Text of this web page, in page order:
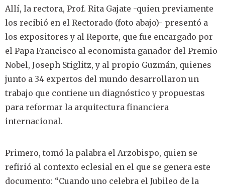
Allí, la rectora, Prof. Rita Gajate -quien previamente
los recibió en el Rectorado (foto abajo)- presentó a
los expositores y al Reporte, que fue encargado por
el Papa Francisco al economista ganador del Premio
Nobel, Joseph Stiglitz, y al propio Guzmán, quienes
junto a 34 expertos del mundo desarrollaron un
trabajo que contiene un diagnóstico y propuestas
para reformar la arquitectura financiera
internacional.
Primero, tomó la palabra el Arzobispo, quien se
refirió al contexto eclesial en el que se genera este
documento: “Cuando uno celebra el Jubileo de la